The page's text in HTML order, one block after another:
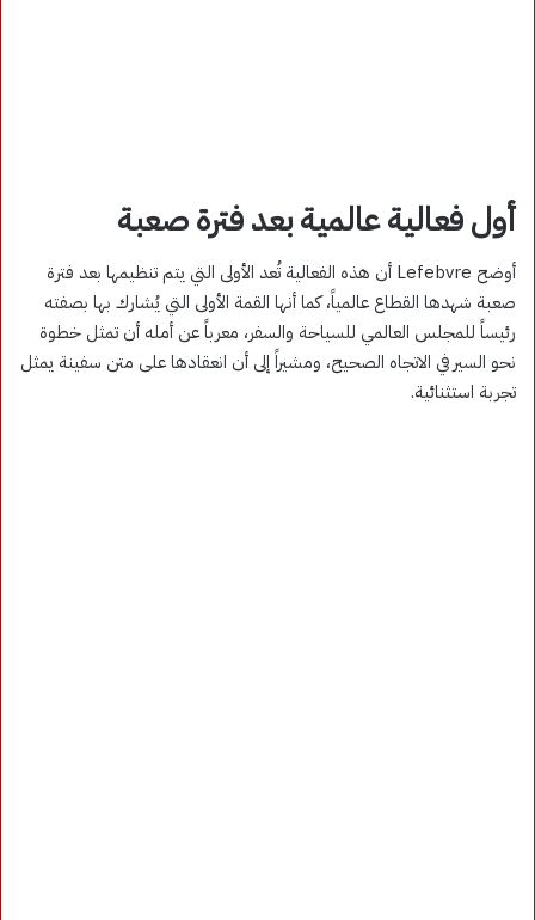
أول فعالية عالمية بعد فترة صعبة
أوضح Lefebvre أن هذه الفعالية تُعد الأولى التي يتم تنظيمها بعد فترة
صعبة شهدها القطاع عالمياً، كما أنها القمة الأولى التي يُشارك بها بصفته
رئيساً للمجلس العالمي للسياحة والسفر، معرباً عن أمله أن تمثل خطوة
نحو السير في الاتجاه الصحيح، ومشيراً إلى أن انعقادها على متن سفينة يمثل
تجربة استثنائية.